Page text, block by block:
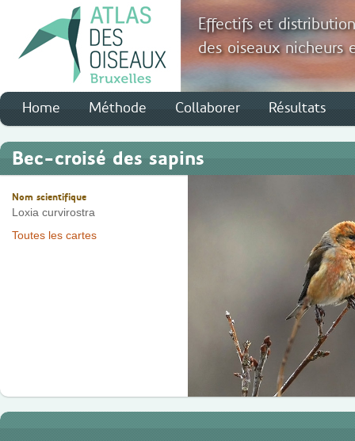
Effectifs et distribution
des oiseaux nicheurs
Home Méthode Collaborer Résultats
Bec-croisé des sapins
Nom scientifique
Loxia curvirostra
Toutes les cartes